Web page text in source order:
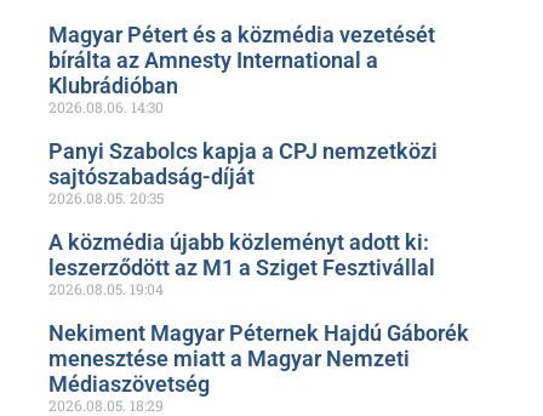
Magyar Pétert és a közmédia vezetését
bírálta az Amnesty International a
Klubrádióban
2026.08.06. 14:30
Panyi Szabolcs kapja a CPJ nemzetközi
sajtószabadság-díját
2026.08.05. 20:35
A közmédia újabb közleményt adott ki:
leszerződött az M1 a Sziget Fesztivállal
2026.08.05. 19:04
Nekiment Magyar Péternek Hajdú Gáborék
menesztése miatt a Magyar Nemzeti
Médiaszövetség
2026.08.05. 18:29